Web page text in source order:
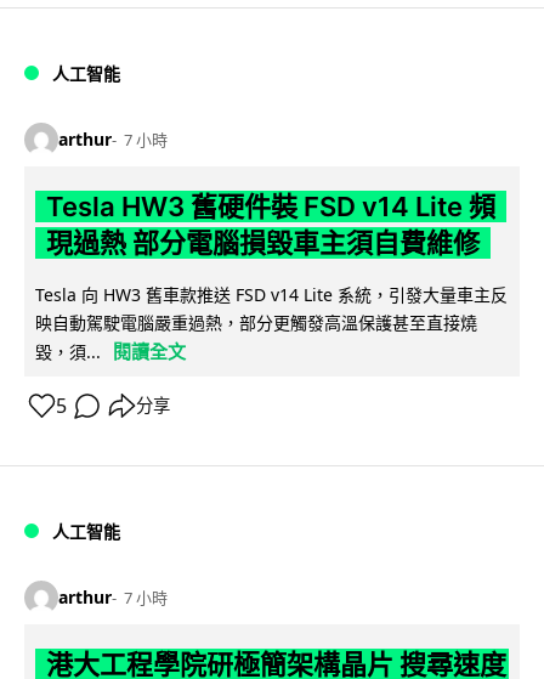
人工智能
arthur 7 小時
Tesla HW3 舊硬件裝 FSD v14 Lite 頻
現過熱 部分電腦損毀車主須自費維修
Tesla 向 HW3 舊車款推送 FSD v14 Lite 系統，引發大量車主反
映自動駕駛電腦嚴重過熱，部分更觸發高溫保護甚至直接燒
毀，須...
閱讀全文
5 分享
人工智能
arthur 7 小時
港大工程學院研極簡架構晶片 搜尋速度